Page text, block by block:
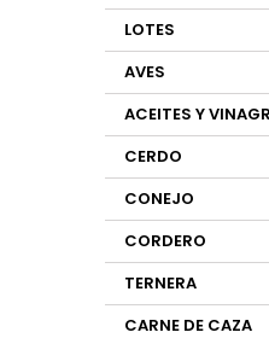
LOTES
AVES
ACEITES Y
CERDO
CONEJO
CORDERO
TERNERA
CARNE DE CAZA